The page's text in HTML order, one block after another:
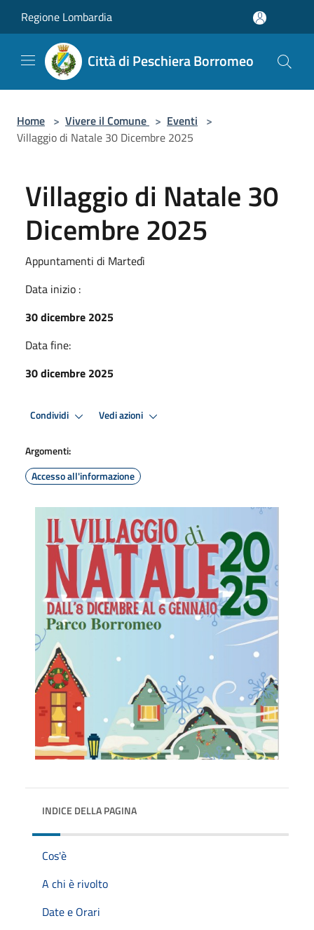
Regione Lombardia
Città di Peschiera Borromeo
Home > Vivere il Comune > Eventi >
Villaggio di Natale 30 Dicembre 2025
Villaggio di Natale 30
Dicembre 2025
Appuntamenti di Martedì
Data inizio :
30 dicembre 2025
Data fine:
30 dicembre 2025
Condividi Vedi azioni
Argomenti:
Accesso all'informazione
INDICE DELLA PAGINA
Cos'è
A chi è rivolto
Date e Orari